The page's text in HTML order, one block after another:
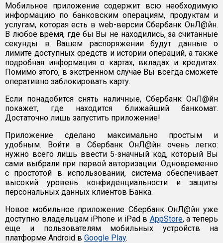
Мобильное приложение содержит всю необходимую
информацию по банковским операциям, продуктам и
услугам, которая есть в web-версии Сбербанк ОнЛ@йн.
В любое время, где бы Вы не находились, за считанные
секунды в Вашем распоряжении будут данные о
лимите доступных средств и истории операций, а также
подробная информация о картах, вкладах и кредитах.
Помимо этого, в экстренном случае Вы всегда сможете
оперативно заблокировать карту.
Если понадобится снять наличные, Сбербанк ОнЛ@йн
покажет, где находится ближайший банкомат.
Достаточно лишь запустить приложение!
Приложение сделано максимально простым и
удобным. Войти в Сбербанк ОнЛ@йн очень легко:
нужно всего лишь ввести 5-значный код, который Вы
сами выбрали при первой авторизации. Одновременно
с простотой в использовании, система обеспечивает
высокий уровень конфиденциальности и защиты
персональных данных клиентов Банка.
Новое мобильное приложение Сбербанк ОнЛ@йн уже
доступно владельцам iPhone и iPad в AppStore, а теперь
еще и пользователям мобильных устройств на
платформе Android в Google Play.